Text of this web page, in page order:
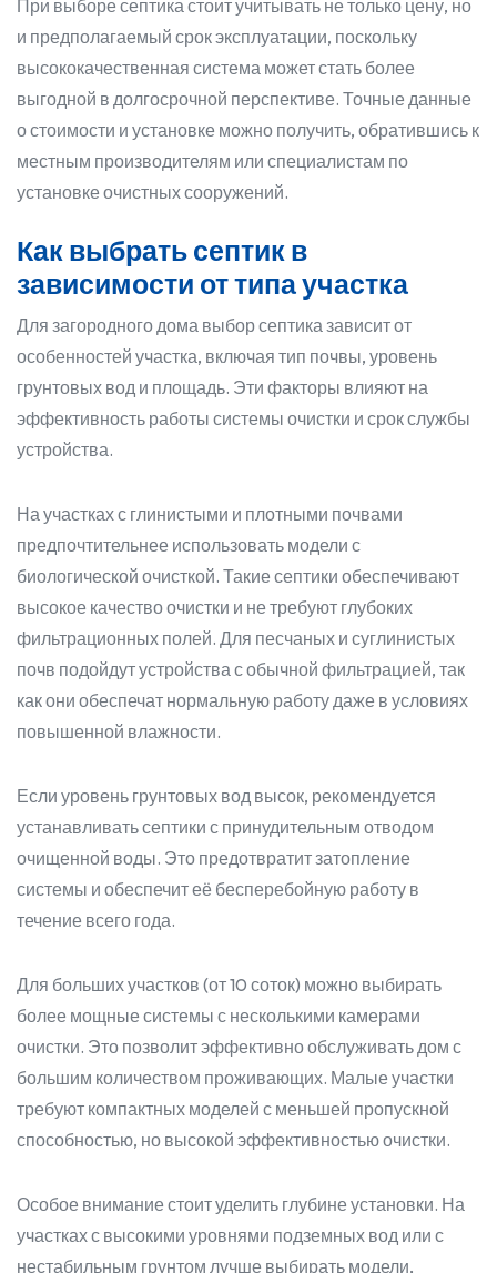
При выборе септика стоит учитывать не только цену, но
и предполагаемый срок эксплуатации, поскольку
высококачественная система может стать более
выгодной в долгосрочной перспективе. Точные данные
о стоимости и установке можно получить, обратившись к
местным производителям или специалистам по
установке очистных сооружений.
Как выбрать септик в
зависимости от типа участка
Для загородного дома выбор септика зависит от
особенностей участка, включая тип почвы, уровень
грунтовых вод и площадь. Эти факторы влияют на
эффективность работы системы очистки и срок службы
устройства.
На участках с глинистыми и плотными почвами
предпочтительнее использовать модели с
биологической очисткой. Такие септики обеспечивают
высокое качество очистки и не требуют глубоких
фильтрационных полей. Для песчаных и суглинистых
почв подойдут устройства с обычной фильтрацией, так
как они обеспечат нормальную работу даже в условиях
повышенной влажности.
Если уровень грунтовых вод высок, рекомендуется
устанавливать септики с принудительным отводом
очищенной воды. Это предотвратит затопление
системы и обеспечит её бесперебойную работу в
течение всего года.
Для больших участков (от 10 соток) можно выбирать
более мощные системы с несколькими камерами
очистки. Это позволит эффективно обслуживать дом с
большим количеством проживающих. Малые участки
требуют компактных моделей с меньшей пропускной
способностью, но высокой эффективностью очистки.
Особое внимание стоит уделить глубине установки. На
участках с высокими уровнями подземных вод или с
нестабильным грунтом лучше выбирать модели,